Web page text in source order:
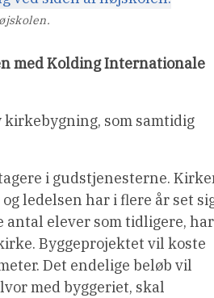
med Kolding Internationale
som samtidig
i gudstjenesterne.
ledelsen har i flere år set
antal elever som tidligere, har
Byggeprojektet vil koste
Det endelige beløb vil
med byggeriet, skal